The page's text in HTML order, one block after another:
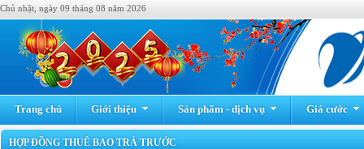
Chủ nhật, ngày 09 tháng 08 năm 2026
Trang chủ Giới thiệu Sản phẩm - dịch vụ Giá cước
HỢP ĐỒNG THUÊ BAO TRẢ TRƯỚC